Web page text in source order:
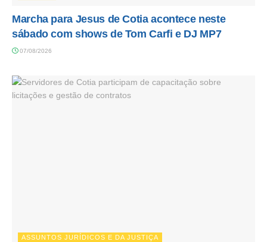
Marcha para Jesus de Cotia acontece neste
sábado com shows de Tom Carfi e DJ MP7
07/08/2026
ASSUNTOS JURÍDICOS E DA JUSTIÇA